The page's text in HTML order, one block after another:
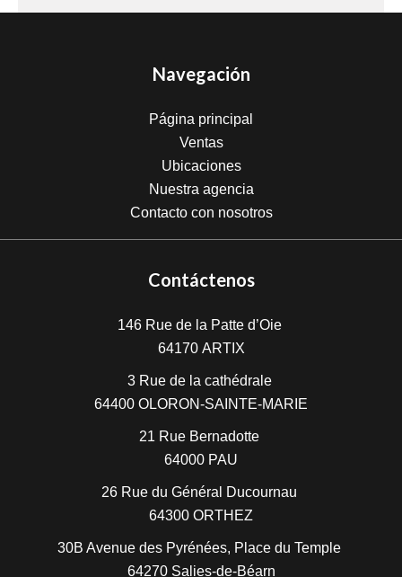
Navegación
Página principal
Ventas
Ubicaciones
Nuestra agencia
Contacto con nosotros
Contáctenos
146 Rue de la Patte d’Oie
64170 ARTIX
3 Rue de la cathédrale
64400 OLORON-SAINTE-MARIE
21 Rue Bernadotte
64000 PAU
26 Rue du Général Ducournau
64300 ORTHEZ
30B Avenue des Pyrénées, Place du Temple
64270 Salies-de-Béarn